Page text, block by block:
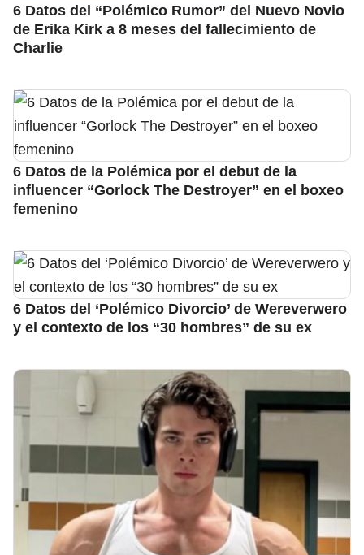
6 Datos del “Polémico Rumor” del Nuevo Novio
de Erika Kirk a 8 meses del fallecimiento de
Charlie
6 Datos de la Polémica por el debut de la
influencer “Gorlock The Destroyer” en el boxeo
femenino
6 Datos del ‘Polémico Divorcio’ de Wereverwero
y el contexto de los “30 hombres” de su ex